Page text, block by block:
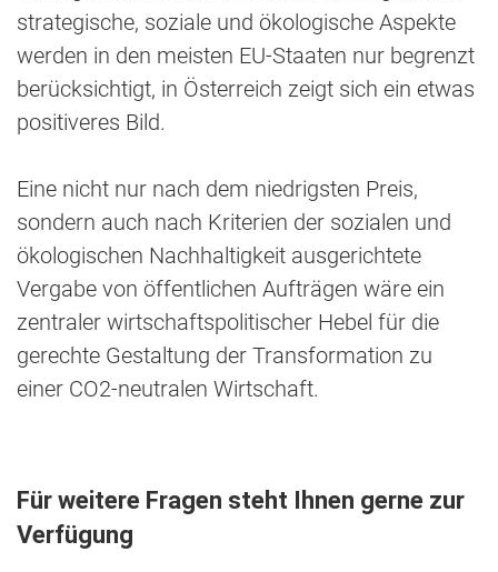
strategische, soziale und ökologische Aspekte
werden in den meisten EU-Staaten nur begrenzt
berücksichtigt, in Österreich zeigt sich ein etwas
positiveres Bild.
Eine nicht nur nach dem niedrigsten Preis,
sondern auch nach Kriterien der sozialen und
ökologischen Nachhaltigkeit ausgerichtete
Vergabe von öffentlichen Aufträgen wäre ein
zentraler wirtschaftspolitischer Hebel für die
gerechte Gestaltung der Transformation zu
einer CO2-neutralen Wirtschaft.
Für weitere Fragen steht Ihnen gerne zur
Verfügung